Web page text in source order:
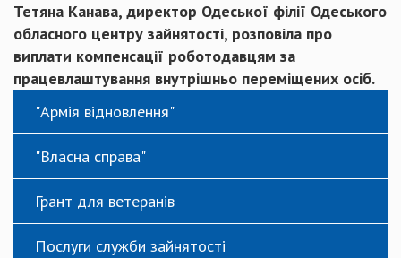
Тетяна Канава, директор Одеської філії Одеського
обласного центру зайнятості, розповіла про
виплати компенсації роботодавцям за
працевлаштування внутрішньо переміщених осіб.
"Армія відновлення"
"Власна справа"
Грант для ветеранів
Послуги служби зайнятості